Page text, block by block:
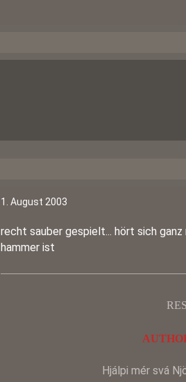
1. August 2003
recht sauber gespielt... hört sich
hammer ist
Hjálpi mér svá